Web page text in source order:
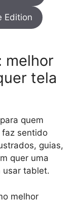
Edition
melhor
tela
quem
faz sentido
guias,
quer uma
usar tablet.
melhor